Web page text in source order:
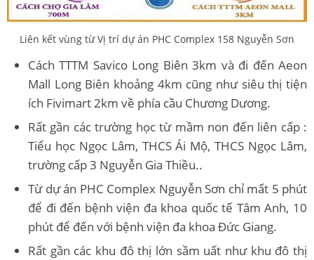
Liên kết vùng từ Vị trí dự án PHC Complex 158 Nguyễn Sơn
Cách TTTM Savico Long Biên 3km và đi đến Aeon
Mall Long Biên khoảng 4km cũng như siêu thị tiện
ích Fivimart 2km về phía cầu Chương Dương.
Rất gần các trường học từ mầm non đến liên cấp :
Tiểu học Ngọc Lâm, THCS Ái Mộ, THCS Ngọc Lâm,
trường cấp 3 Nguyễn Gia Thiều..
Từ dự án PHC Complex Nguyễn Sơn chỉ mất 5 phút
để đi đến bệnh viện đa khoa quốc tế Tâm Anh, 10
phút để đến với bệnh viện đa khoa Đức Giang.
Rất gần các khu đô thị lớn sầm uất như khu đô thị